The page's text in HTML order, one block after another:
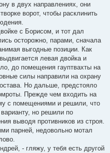
в двух направлениях, они
ворот, чтобы расклинить
с Борисом, и тот дал
осторожно, парами, сначала
выгодные позиции. Как
левая двойка и
до помещения гауптвахты на
силы направили на охрану
Но дальше, предстояло
Прежде чем входить на
с помещениями и решили, что
но решили по
выводя противников из строя.
парней, недовольно мотал
- гляжу, у тебя есть другой